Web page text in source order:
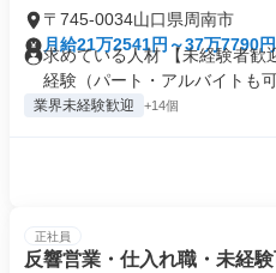
〒745-0034山口県周南市
月給21万2541円～37万7790円
求めている人材 【未経験者歓
経験（パート・アルバイトも可
業界未経験歓迎 +14個
正社員
反響営業・仕入れ職・未経